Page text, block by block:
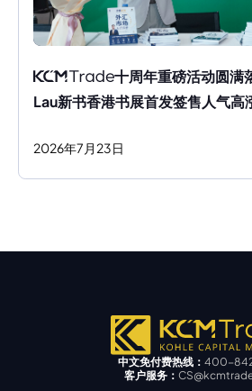
十周年重磅活动圆满
Lau新书香港书展首发签售人气高
2026年7 月 23日
中文免付费热线： 400-
客户服务：